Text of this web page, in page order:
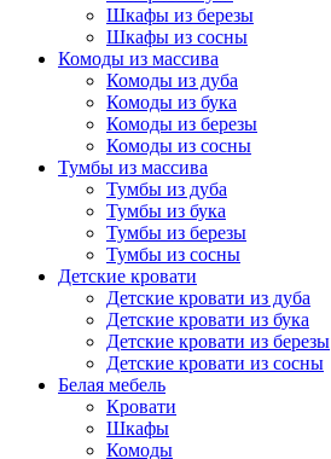
Шкафы из березы
Шкафы из сосны
Комоды из массива
Комоды из дуба
Комоды из бука
Комоды из березы
Комоды из сосны
Тумбы из массива
Тумбы из дуба
Тумбы из бука
Тумбы из березы
Тумбы из сосны
Детские кровати
Детские кровати из дуба
Детские кровати из бука
Детские кровати из березы
Детские кровати из сосны
Белая мебель
Кровати
Шкафы
Комоды